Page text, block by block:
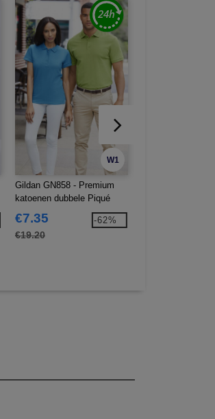
W1
Gildan GN858 - Premium
katoenen dubbele Piqué
€7.35
€19.20
-62%